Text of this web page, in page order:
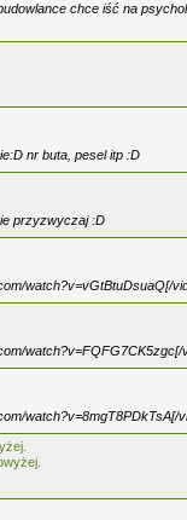
chce iść na
nr buta, pesel itp :D
przyzwyczaj :D
watch?v=vGtBtuDsuaQ[/
watch?v=FQFG7CK5zgc[/
watch?v=8mgT8PDkTsA[/